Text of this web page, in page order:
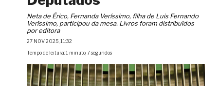
Neta de Érico, Fernanda Veríssimo, filha de Luis Fernando
Veríssimo, participou da mesa. Livros foram distribuídos
por editora
27 NOV 2025, 11:32
Tempo de leitura: 1 minuto, 7 segundos